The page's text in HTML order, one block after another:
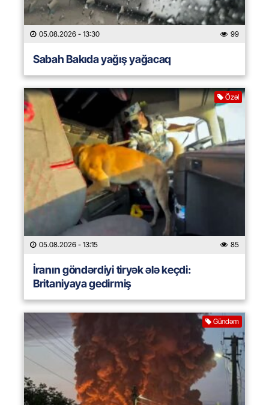
05.08.2026 - 13:30 99
Sabah Bakıda yağış yağacaq
Özəl
05.08.2026 - 13:15 85
İranın göndərdiyi tiryək ələ keçdi:
Britaniyaya gedirmiş
Gündəm